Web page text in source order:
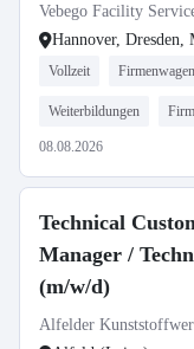
Vebego Facility
Hannover, Dresden,
Vollzeit Firmenwagen
Weiterbildungen
08.08.2026
Technical
Manager /
(m/w/d)
Alfelder